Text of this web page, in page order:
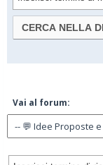
Vai al forum: